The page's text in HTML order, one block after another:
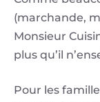
(marchande,
Monsieur
plus qu’il
Pour les